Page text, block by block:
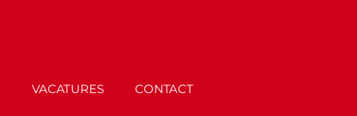
VACATURES CONTACT